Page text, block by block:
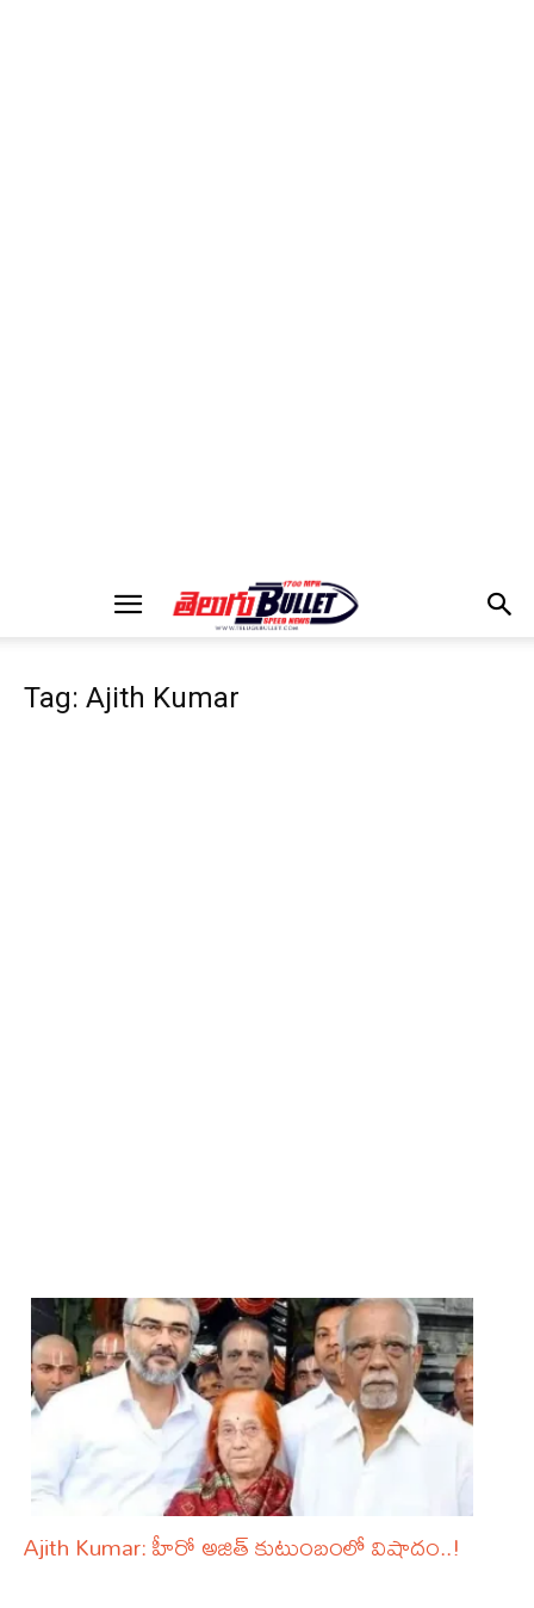
Tag: Ajith Kumar
Ajith Kumar: హీరో అజిత్ కుటుంబంలో విషాదం..!